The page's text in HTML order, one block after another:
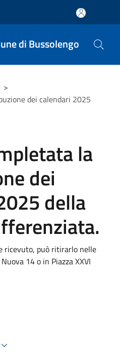
di Bussolengo
>
dei calendari 2025
la
dei
della
ricevuto, può ritirarlo nelle
14 o in Piazza XXVI